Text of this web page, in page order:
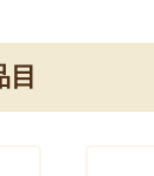
目